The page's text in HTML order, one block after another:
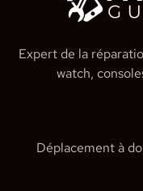
Expert de la
watch,
Déplacement à